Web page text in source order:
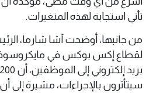
تأتي استجابة لهذه المتغيرات.
من جانبها، أوضحت آشا شارما،
لقطاع إكس بوكس في
سيتأثرون بالإجراءات، مشيرة